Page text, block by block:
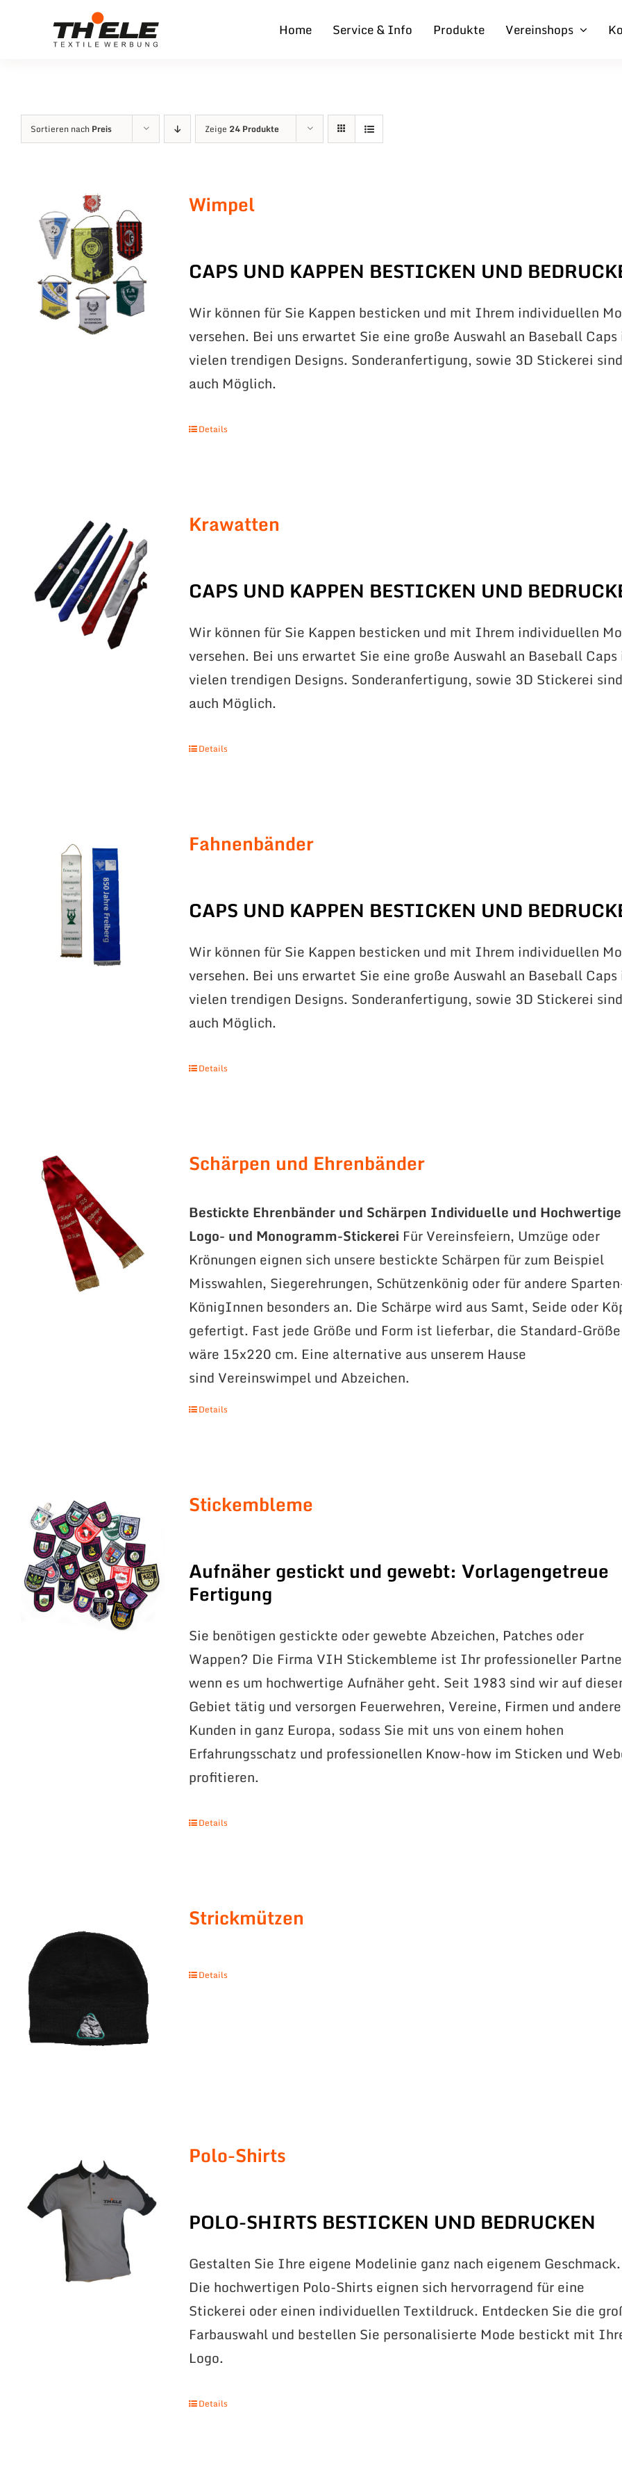
Home Service & Info Produkte Vereinshops
Sortieren nach Preis Zeige 24 Produkte
Wimpel
CAPS UND KAPPEN BESTICKEN UND
Wir können für Sie Kappen besticken und mit Ihrem individuellen
versehen. Bei uns erwartet Sie eine große Auswahl an Baseball Caps
vielen trendigen Designs. Sonderanfertigung, sowie 3D Stickerei sind
auch Möglich.
Details
Krawatten
CAPS UND KAPPEN BESTICKEN UND
Wir können für Sie Kappen besticken und mit Ihrem individuellen
versehen. Bei uns erwartet Sie eine große Auswahl an Baseball Caps
vielen trendigen Designs. Sonderanfertigung, sowie 3D Stickerei sind
auch Möglich.
Details
Fahnenbänder
CAPS UND KAPPEN BESTICKEN UND
Wir können für Sie Kappen besticken und mit Ihrem individuellen
versehen. Bei uns erwartet Sie eine große Auswahl an Baseball Caps
vielen trendigen Designs. Sonderanfertigung, sowie 3D Stickerei sind
auch Möglich.
Details
Schärpen und Ehrenbänder
Bestickte Ehrenbänder und Schärpen Individuelle und Hochwertige
Logo- und Monogramm-Stickerei Für Vereinsfeiern, Umzüge oder
Krönungen eignen sich unsere bestickte Schärpen für zum Beispiel
Misswahlen, Siegerehrungen, Schützenkönig oder für andere
KönigInnen besonders an. Die Schärpe wird aus Samt, Seide oder
gefertigt. Fast jede Größe und Form ist lieferbar, die Standard-Größe
wäre 15x220 cm. Eine alternative aus unserem Hause
sind Vereinswimpel und Abzeichen.
Details
Stickembleme
Aufnäher gestickt und gewebt: Vorlagengetreue
Fertigung
Sie benötigen gestickte oder gewebte Abzeichen, Patches oder
Wappen? Die Firma VIH Stickembleme ist Ihr professioneller
wenn es um hochwertige Aufnäher geht. Seit 1983 sind wir auf
Gebiet tätig und versorgen Feuerwehren, Vereine, Firmen und andere
Kunden in ganz Europa, sodass Sie mit uns von einem hohen
Erfahrungsschatz und professionellen Know-how im Sticken und
profitieren.
Details
Strickmützen
Details
Polo-Shirts
POLO-SHIRTS BESTICKEN UND BEDRUCKEN
Gestalten Sie Ihre eigene Modelinie ganz nach eigenem Geschmack.
Die hochwertigen Polo-Shirts eignen sich hervorragend für eine
Stickerei oder einen individuellen Textildruck. Entdecken Sie die
Farbauswahl und bestellen Sie personalisierte Mode bestickt mit
Logo.
Details